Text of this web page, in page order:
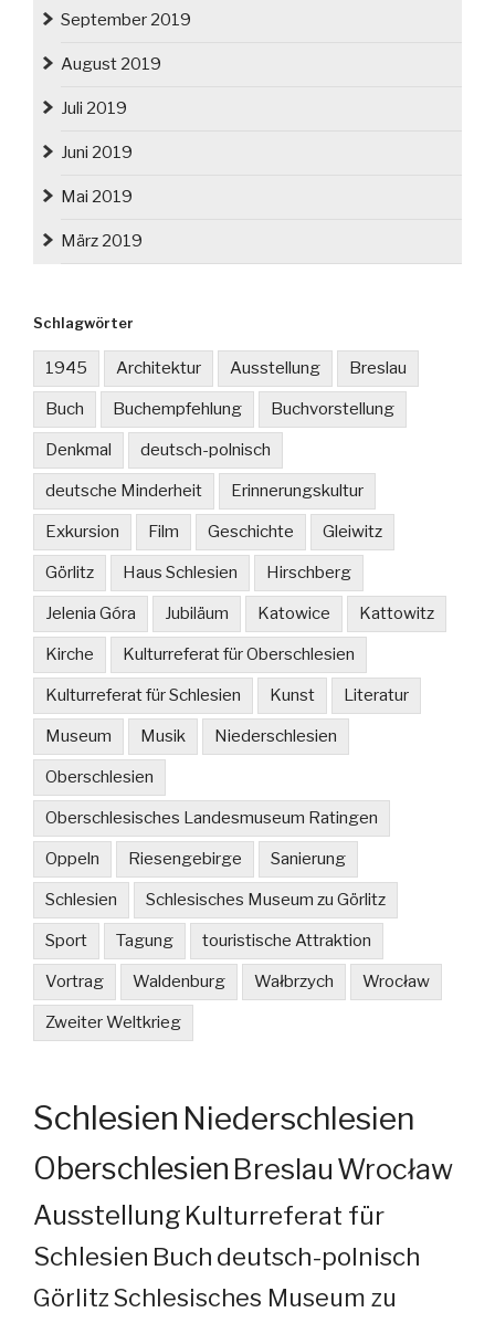
September 2019
August 2019
Juli 2019
Juni 2019
Mai 2019
März 2019
Schlagwörter
1945 Architektur Ausstellung Breslau
Buch Buchempfehlung Buchvorstellung
Denkmal deutsch-polnisch
deutsche Minderheit Erinnerungskultur
Exkursion Film Geschichte Gleiwitz
Görlitz Haus Schlesien Hirschberg
Jelenia Góra Jubiläum Katowice Kattowitz
Kirche Kulturreferat für Oberschlesien
Kulturreferat für Schlesien Kunst Literatur
Museum Musik Niederschlesien
Oberschlesien
Oberschlesisches Landesmuseum Ratingen
Oppeln Riesengebirge Sanierung
Schlesien Schlesisches Museum zu Görlitz
Sport Tagung touristische Attraktion
Vortrag Waldenburg Wałbrzych Wrocław
Zweiter Weltkrieg
Schlesien Niederschlesien
Oberschlesien Breslau Wrocław
Ausstellung Kulturreferat für
Schlesien Buch deutsch-polnisch
GörlitzSchlesisches Museum zu